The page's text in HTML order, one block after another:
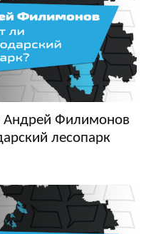
Андрей Филимонов
лесопарк